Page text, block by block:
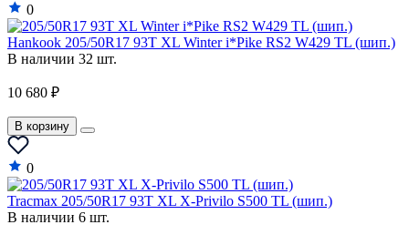
0
Hankook 205/50R17 93T XL Winter i*Pike RS2 W429 TL (шип.)
В наличии 32 шт.
10 680 ₽
В корзину
0
Tracmax 205/50R17 93T XL X-Privilo S500 TL (шип.)
В наличии 6 шт.